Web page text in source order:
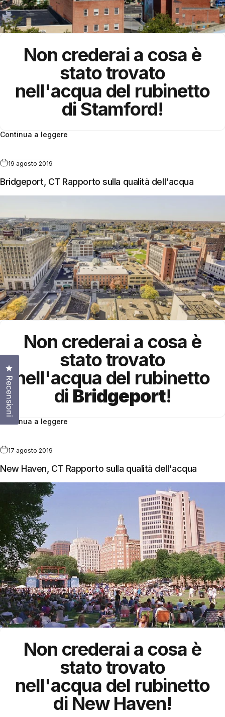
Non crederai a cosa è
stato trovato
nell'acqua del rubinetto
di Stamford!
Continua a leggere
19 agosto 2019
Bridgeport, CT Rapporto sulla qualità dell'acqua
Non crederai a cosa è
stato trovato
nell'acqua del rubinetto
di Bridgeport!
Continua a leggere
17 agosto 2019
New Haven, CT Rapporto sulla qualità dell'acqua
Non crederai a cosa è
stato trovato
nell'acqua del rubinetto
di New Haven!
Recensioni
Clicca per aprire la finestra delle recensioni